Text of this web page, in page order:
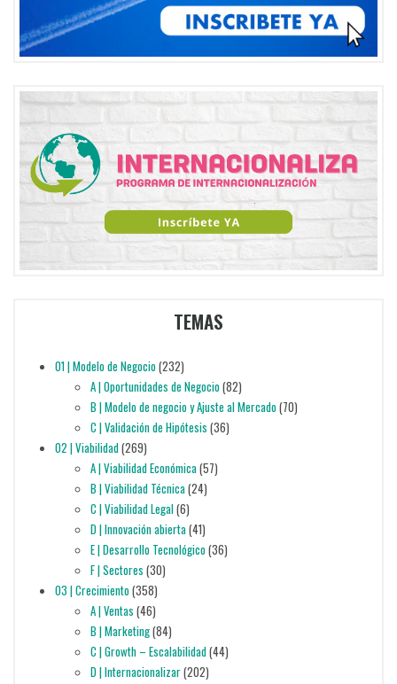
TEMAS
01 | Modelo de Negocio(232)
A | Oportunidades de Negocio(82)
B | Modelo de negocio y Ajuste al Mercado(70)
C | Validación de Hipótesis (36)
02 | Viabilidad(269)
A | Viabilidad Económica(57)
B | Viabilidad Técnica(24)
C | Viabilidad Legal(6)
D | Innovación abierta(41)
E | Desarrollo Tecnológico(36)
F | Sectores (30)
03 | Crecimiento(358)
A | Ventas (46)
B | Marketing(84)
C | Growth – Escalabilidad(44)
D | Internacionalizar(202)